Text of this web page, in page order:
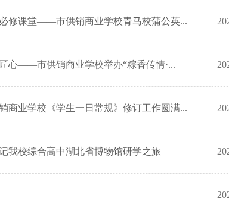
修课堂——市供销商业学校青马校蒲公英...
心——市供销商业学校举办“粽香传情·...
业学校《学生一日常规》修订工作圆满...
校综合高中湖北省博物馆研学之旅